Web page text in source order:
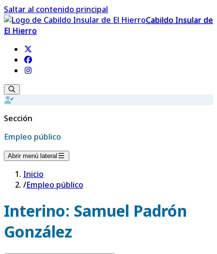
Saltar al contenido principal
Cabildo Insular de
El Hierro
Sección
Empleo público
Abrir menú lateral
Inicio
/Empleo público
Interino: Samuel Padrón
González